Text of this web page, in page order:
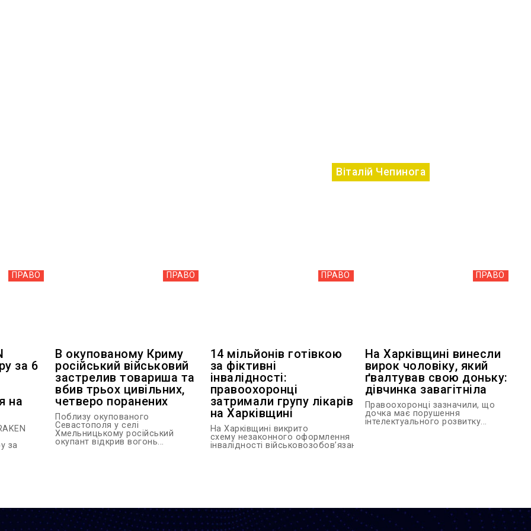
Віталій Чепинога
ПРАВО
за 6
на
за
ПРАВО
В окупованому Криму
російський військовий
застрелив товариша та
вбив трьох цивільних,
четверо поранених
Поблизу окупованого
Севастополя у селі
Хмельницькому російський
окупант відкрив вогонь...
ПРАВО
14 мільйонів готівкою
за фіктивні
інвалідності:
правоохоронці
затримали групу лікарів
на Харківщині
На Харківщині викрито
схему незаконного оформлення
інвалідності військовозобов’язаним...
ПРАВО
На Харківщині винесли
вирок чоловіку, який
ґвалтував свою доньку:
дівчинка завагітніла
Правоохоронці зазначили, що
дочка має порушення
інтелектуального розвитку...